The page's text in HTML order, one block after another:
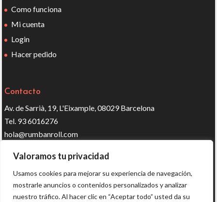
Valoramos tu privacidad
Usamos cookies para mejorar su experiencia de navegación,
mostrarle anuncios o contenidos personalizados y analizar
nuestro tráfico. Al hacer clic en “Aceptar todo” usted da su
Como funciona
Mi cuenta
Login
Hacer pedido
Contacto
Av. de Sarrià, 19, L'Eixample, 08029 Barcelona
Tel. 93 6016276
hola@rumbanroll.com
Síguenos en redes